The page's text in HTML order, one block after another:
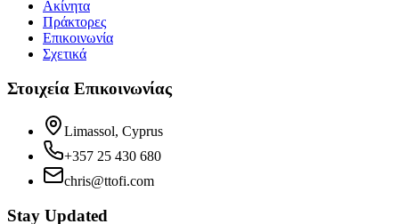
Ακίνητα
Πράκτορες
Επικοινωνία
Σχετικά
Στοιχεία Επικοινωνίας
Limassol, Cyprus
+357 25 430 680
chris@ttofi.com
Stay Updated